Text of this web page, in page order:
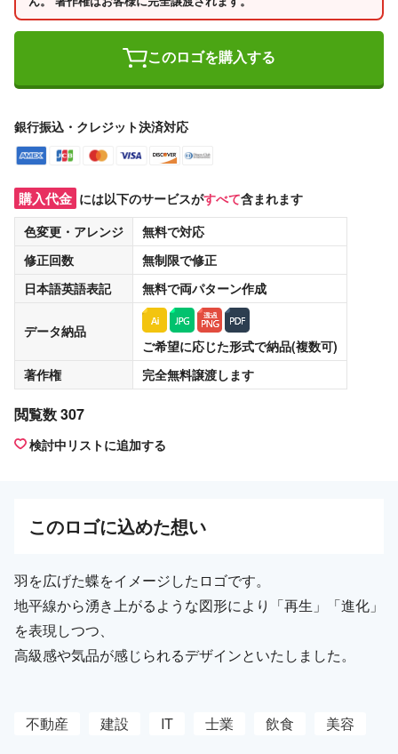
このロゴを購入する
銀行振込・クレジット決済対応
購入代金 には以下のサービスがすべて含まれます
色変更・アレンジ
無料で対応
修正回数
無制限で修正
日本語英語表記
無料で両パターン作成
データ納品
ご希望に応じた形式で納品(複数可)
著作権
完全無料譲渡します
閲覧数 307
検討中リストに追加する
このロゴに込めた想い
羽を広げた蝶をイメージしたロゴです。
地平線から湧き上がるような図形により「再生」「進化」
を表現しつつ、
高級感や気品が感じられるデザインといたしました。
不動産 建設 IT 士業 飲食 美容